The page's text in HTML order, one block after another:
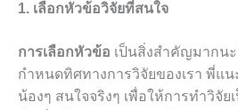
1. เลือกหัวข้อวิจัยที่สนใจ
การเลือกหัวข้อ เป็นสิ่งสำคัญมากน
กำหนดทิศทางการวิจัยของเรา พี่แ
น้องๆ สนใจจริงๆ เพื่อให้การทำวิจัย